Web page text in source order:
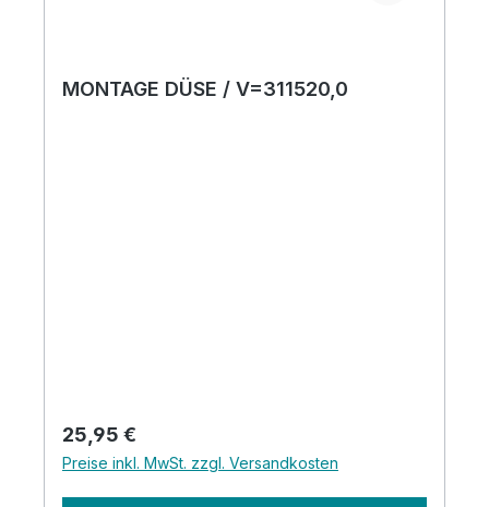
MONTAGE DÜSE / V=311520,0
Regulärer Preis:
25,95 €
Preise inkl. MwSt. zzgl. Versandkosten